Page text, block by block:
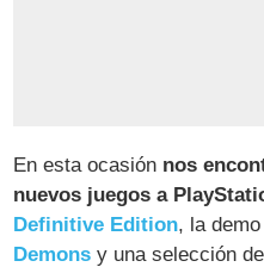
En esta ocasión nos
nuevos juegos a
Definitive Edition, la
Demons y una selección